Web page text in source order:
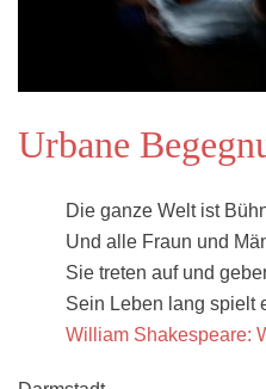
Urbane
Die ganze Welt ist
Und alle Fraun und
Sie treten auf und
Sein Leben lang spielt
William Shakespeare: